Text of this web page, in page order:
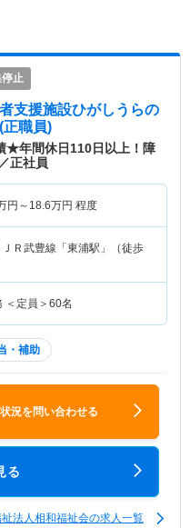
す。
止
支援施設ひがしうらの
正職員)
★年間休日110日以上！障
正社員
円～ 18.6万円 程度
ＪＲ武豊線「東浦駅」（徒歩
■施設での調理師業務 ＜定員＞60名
・補助
況を問い合わせる
る
法人相和福祉会の求人一覧